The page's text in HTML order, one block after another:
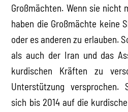
Großmächten. Wenn sie nicht
haben die Großmächte keine
oder es anderen zu erlauben.
als auch der Iran und das
kurdischen Kräften zu
Unterstützung versprochen.
sich bis 2014 auf die